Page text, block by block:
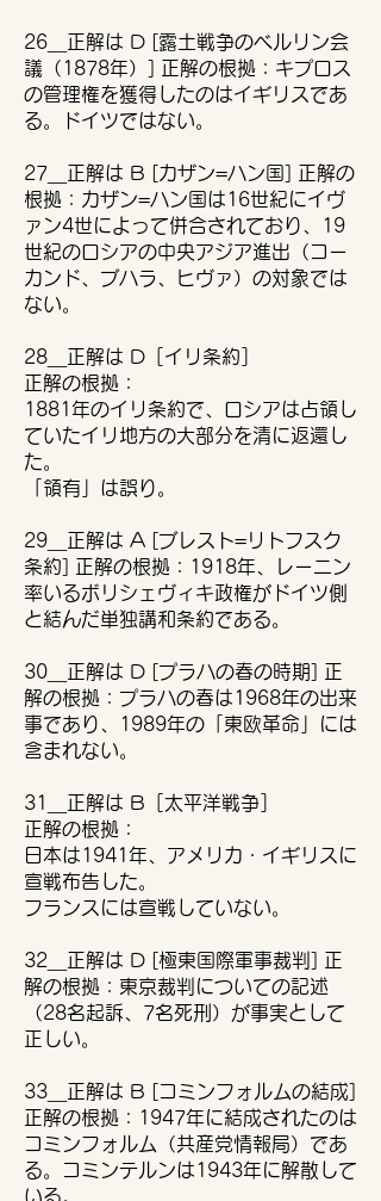
26＿正解は D [露土戦争のベルリン会
議（1878年）] 正解の根拠：キプロス
の管理権を獲得したのはイギリスであ
る。ドイツではない。
27＿正解は B [カザン=ハン国] 正解の
根拠：カザン=ハン国は16世紀にイヴ
ァン4世によって併合されており、19
世紀のロシアの中央アジア進出（コー
カンド、ブハラ、ヒヴァ）の対象では
ない。
28＿正解は D［イリ条約］
正解の根拠：
1881年のイリ条約で、ロシアは占領し
ていたイリ地方の大部分を清に返還し
た。
「領有」は誤り。
29＿正解は A [ブレスト=リトフスク
条約] 正解の根拠：1918年、レーニン
率いるボリシェヴィキ政権がドイツ側
と結んだ単独講和条約である。
30＿正解は D [プラハの春の時期] 正
解の根拠：プラハの春は1968年の出来
事であり、1989年の「東欧革命」には
含まれない。
31＿正解は B［太平洋戦争］
正解の根拠：
日本は1941年、アメリカ・イギリスに
宣戦布告した。
フランスには宣戦していない。
32＿正解は D [極東国際軍事裁判] 正
解の根拠：東京裁判についての記述
（28名起訴、7名死刑）が事実として
正しい。
33＿正解は B [コミンフォルムの結成]
正解の根拠：1947年に結成されたのは
コミンフォルム（共産党情報局）であ
る。コミンテルンは1943年に解散して
いる。